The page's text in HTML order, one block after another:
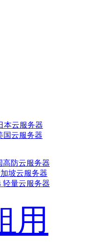
本云服务器
国云服务器
高防云服务器
坡云服务器
轻量云服务器
用